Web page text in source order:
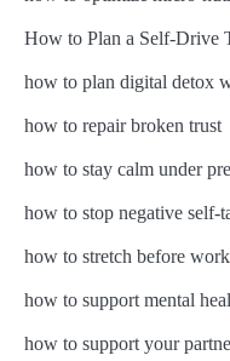
How to Plan a Self-Drive
how to plan digital detox
how to repair broken trust
how to stay calm under
how to stop negative self-
how to stretch before
how to support mental
how to support your